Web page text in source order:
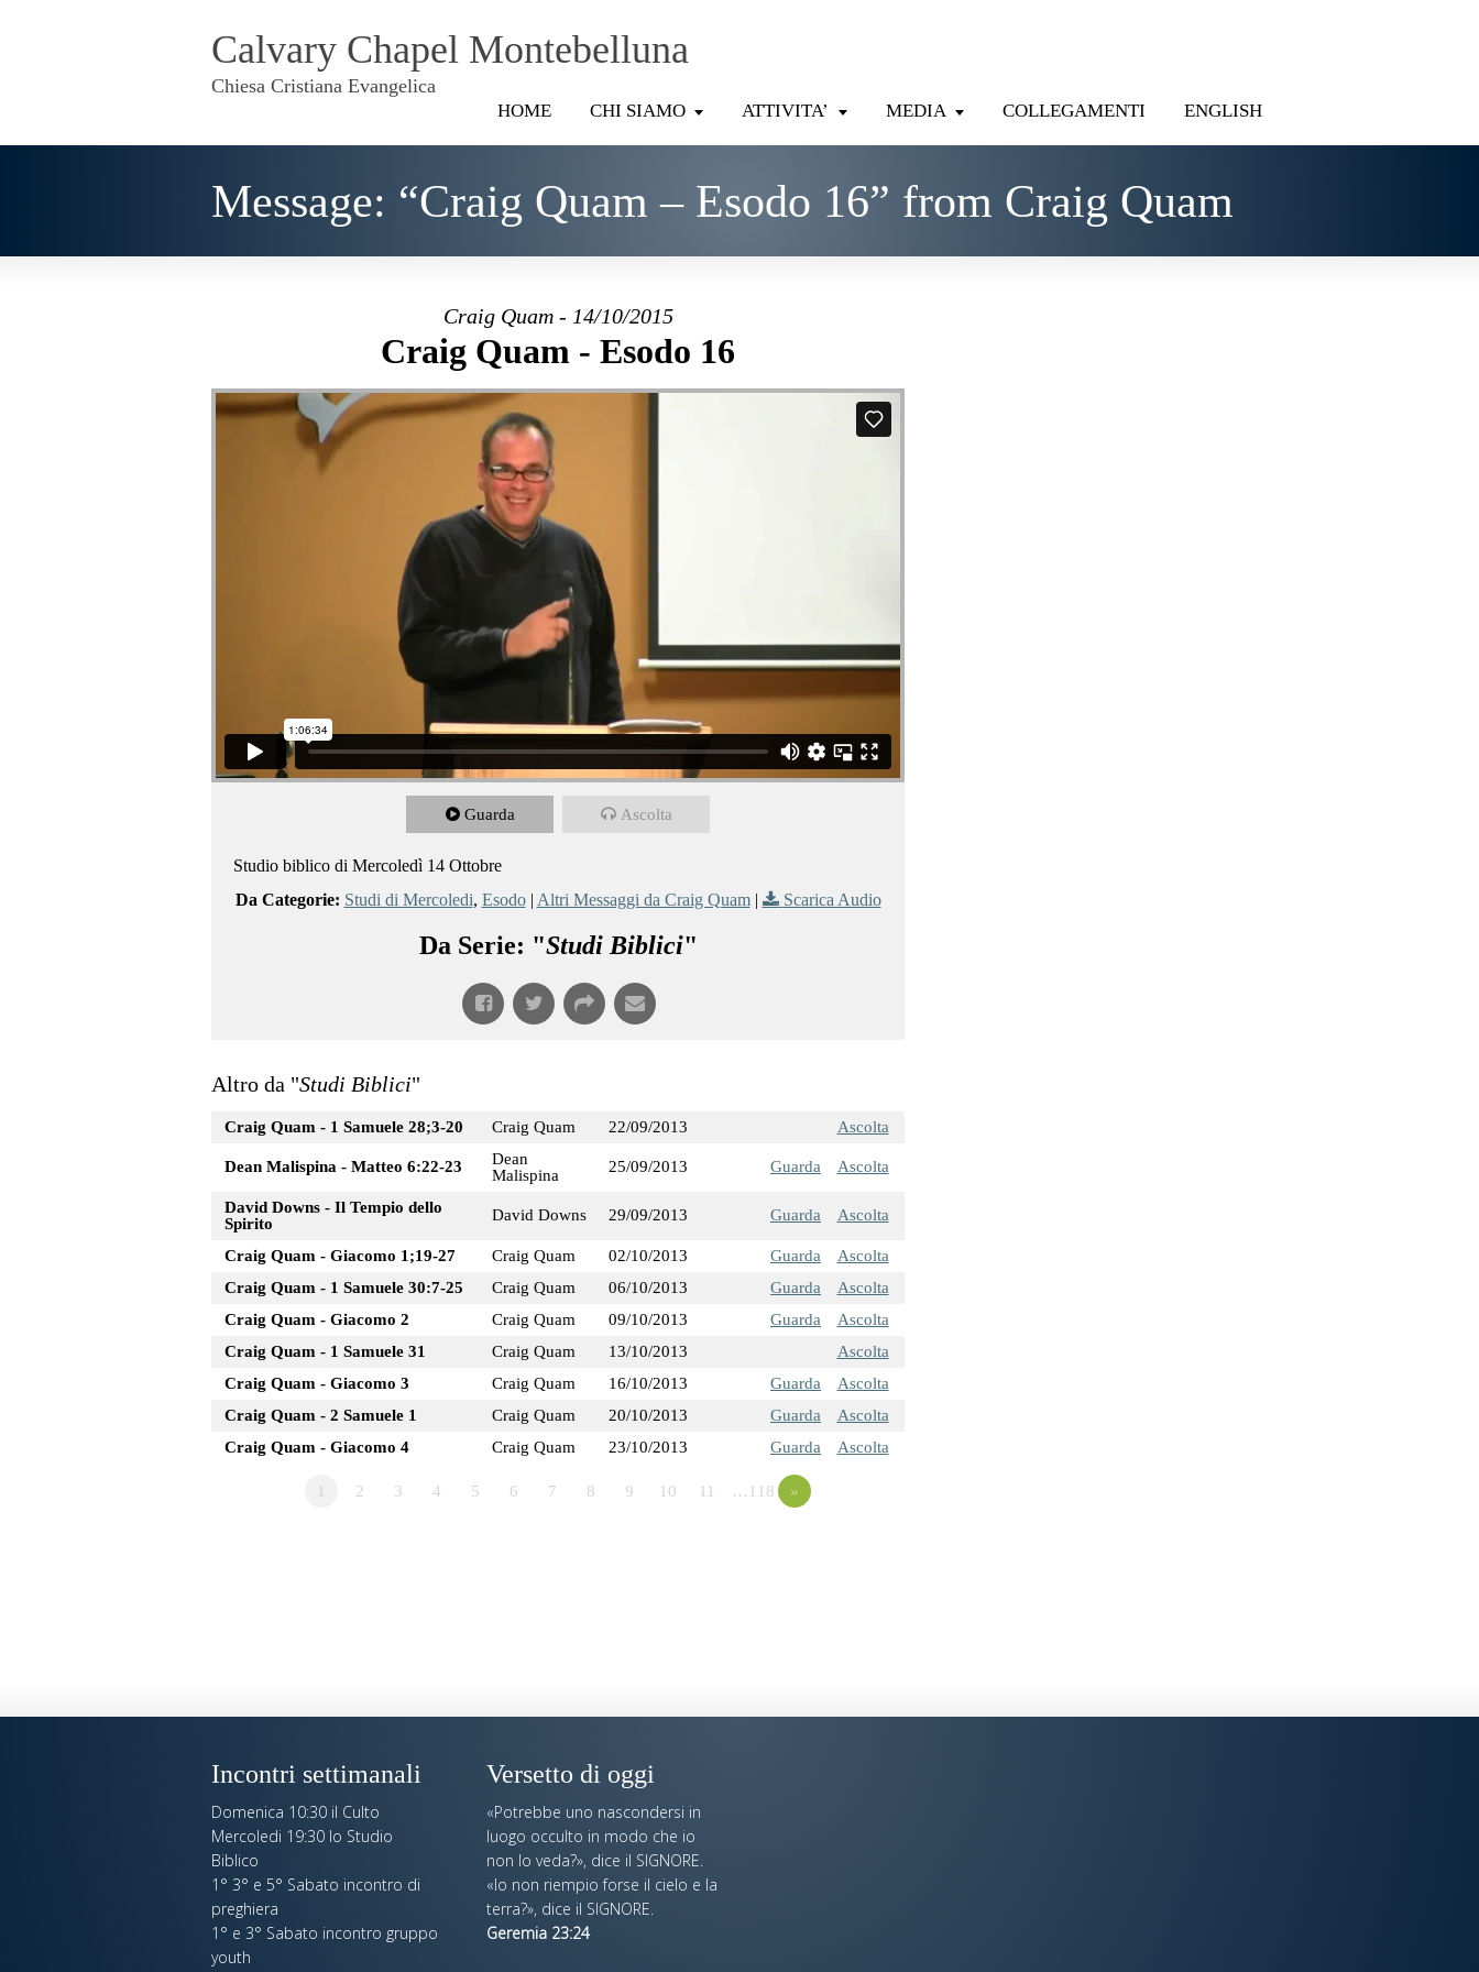
Calvary Chapel Montebelluna
Chiesa Cristiana Evangelica
HOME CHI SIAMO ATTIVITA’ MEDIA COLLEGAMENTI ENGLISH
Message: “Craig Quam – Esodo 16” from Craig Quam
Craig Quam - 14/10/2015
Craig Quam - Esodo 16
Guarda Ascolta
Studio biblico di Mercoledì 14 Ottobre
Da Categorie: Studi di Mercoledi, Esodo| Altri Messaggi da Craig Quam| Scarica Audio
Da Serie: "Studi Biblici"
Altro da "Studi Biblici"
Craig Quam - 1 Samuele 28;3-20 Craig Quam 22/09/2013 Ascolta
Dean Malispina - Matteo 6:22-23
Dean
Malispina
25/09/2013 Guarda Ascolta
David Downs - Il Tempio dello
Spirito
David Downs 29/09/2013 Guarda Ascolta
Craig Quam - Giacomo 1;19-27 Craig Quam 02/10/2013 Guarda
Ascolta
Craig Quam - 1 Samuele 30:7-25
Craig Quam 06/10/2013 Guarda
Ascolta
Craig Quam - Giacomo 2
Craig Quam 09/10/2013 Guarda
Ascolta
Craig Quam - 1 Samuele 31
Craig Quam 13/10/2013
Ascolta
Craig Quam - Giacomo 3
Craig Quam 16/10/2013 Guarda
Ascolta
Craig Quam - 2 Samuele 1
Craig Quam 20/10/2013 Guarda
Ascolta
Craig Quam - Giacomo 4
Craig Quam 23/10/2013 Guarda Ascolta
2 3 4 5 6 7 8 9 10 11 …118 »
Incontri settimanali
Domenica 10:30 il Culto
Mercoledi 19:30 lo Studio
Biblico
1° 3° e 5° Sabato incontro di
preghiera
1° e 3° Sabato incontro gruppo
youth
Versetto di oggi
«Potrebbe uno nascondersi in
luogo occulto in modo che io
non lo veda?», dice il SIGNORE.
«Io non riempio forse il cielo e la
terra?», dice il SIGNORE.
Geremia 23:24